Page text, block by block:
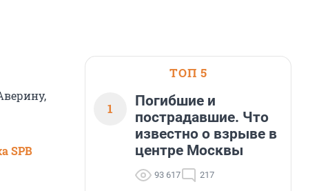
SPB
ТОП 5
1
Погибшие и
пострадавшие. Что
известно о взрыве в
центре Москвы
93 617 217